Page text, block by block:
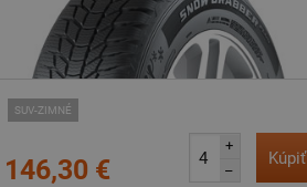
SUV-ZIMNÉ
146,30 €
+
–
Kúpiť